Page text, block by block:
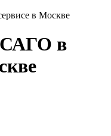
в Москве
в